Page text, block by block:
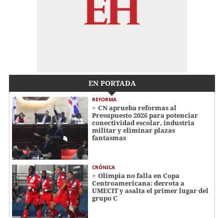
EN PORTADA
REFORMA
CN aprueba reformas al
Presupuesto 2026 para potenciar
conectividad escolar, industria
militar y eliminar plazas
fantasmas
CRÓNICA
Olimpia no falla en Copa
Centroamericana: derrota a
UMECIT y asalta el primer lugar del
grupo C